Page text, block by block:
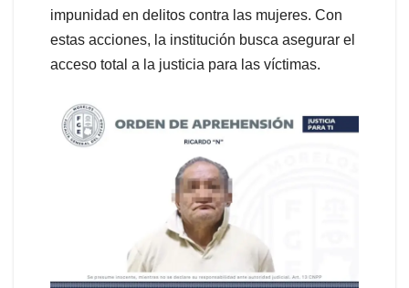
impunidad en delitos contra las mujeres. Con
estas acciones, la institución busca asegurar el
acceso total a la justicia para las víctimas.